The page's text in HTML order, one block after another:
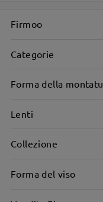
Firmoo
Categorie
Forma della
Lenti
Collezione
Forma del viso